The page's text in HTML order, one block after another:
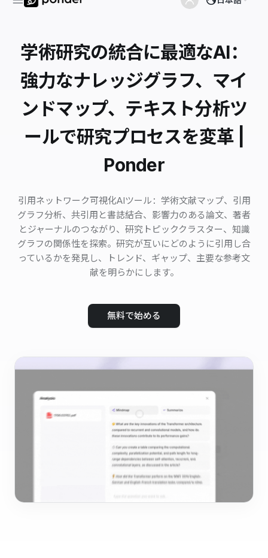
学術研究の統合に最適なAI：
強力なナレッジグラフ、マイ
ンドマップ、テキスト分析ツ
ールで研究プロセスを変革 |
Ponder
引用ネットワーク可視化AIツール：学術文献マップ、引用
グラフ分析、共引用と書誌結合、影響力のある論文、著者
とジャーナルのつながり、研究トピッククラスター、知識
グラフの関係性を探索。研究が互いにどのように引用し合
っているかを発見し、トレンド、ギャップ、主要な参考文
献を明らかにします。
無料で始める